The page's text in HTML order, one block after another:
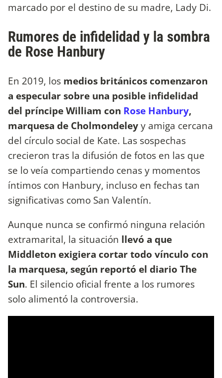
marcado por el destino de su madre, Lady Di.
Rumores de infidelidad y la sombra
de Rose Hanbury
En 2019, los medios británicos comenzaron
a especular sobre una posible infidelidad
del príncipe William con Rose Hanbury,
marquesa de Cholmondeleyy amiga cercana
del círculo social de Kate. Las sospechas
crecieron tras la difusión de fotos en las que
se lo veía compartiendo cenas y momentos
íntimos con Hanbury, incluso en fechas tan
significativas como San Valentín.
Aunque nunca se confirmó ninguna relación
extramarital, la situación llevó a que
Middleton exigiera cortar todo vínculo con
la marquesa, según reportó el diario The
Sun. El silencio oficial frente a los rumores
solo alimentó la controversia.